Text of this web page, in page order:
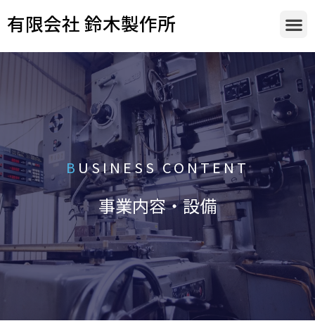
有限会社 鈴木製作所
B USINESS CONTENT
事業内容・設備